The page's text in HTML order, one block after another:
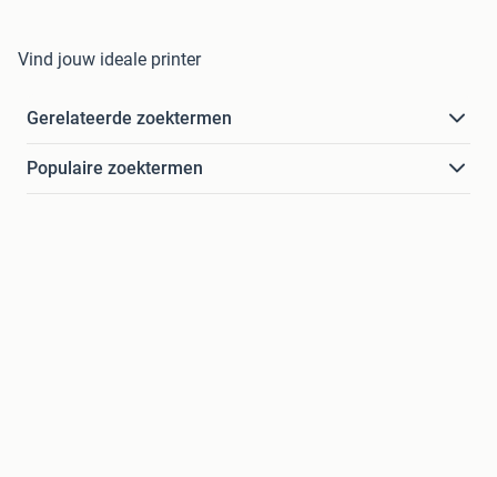
Vind jouw ideale printer
Gerelateerde zoektermen
Populaire zoektermen